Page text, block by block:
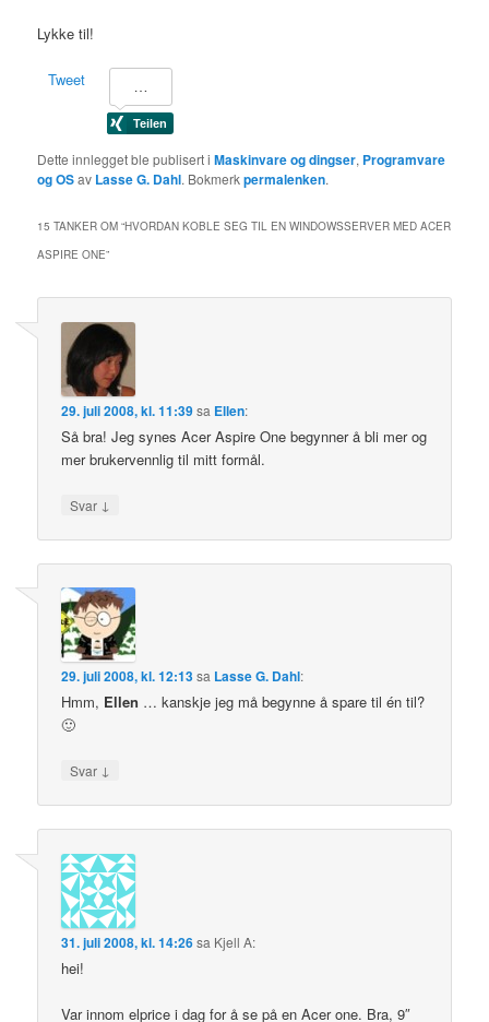
Lykke til!
Tweet
Dette innlegget ble publisert iMaskinvare og dingser, Programvare
og OSav Lasse G. Dahl. Bokmerkpermalenken.
15 TANKER OM “HVORDAN KOBLE SEG TIL EN WINDOWSSERVER MED ACER
ASPIRE ONE”
29. juli 2008, kl. 11:39sa Ellen:
Så bra! Jeg synes Acer Aspire One begynner å bli mer og
mer brukervennlig til mitt formål.
Svar ↓
29. juli 2008, kl. 12:13sa Lasse G. Dahl:
Hmm, Ellen … kanskje jeg må begynne å spare til én til?
🙂
Svar ↓
31. juli 2008, kl. 14:26sa Kjell A:
hei!
Var innom elprice i dag for å se på en Acer one. Bra, 9″